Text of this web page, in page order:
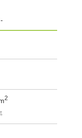
2